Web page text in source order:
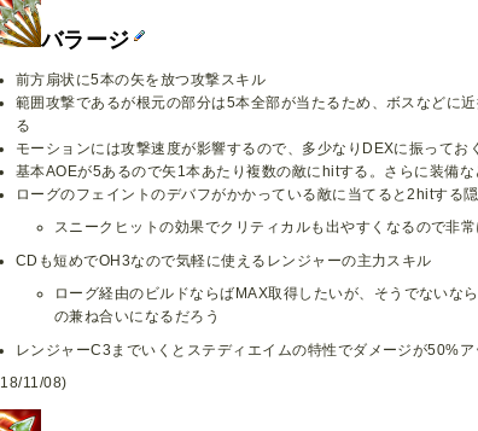
バラージ
前方扇状に5本の矢を放つ攻撃スキル
範囲攻撃であるが根元の部分は5本全部が当たるため、ボスなどに
る
モーションには攻撃速度が影響するので、多少なりDEXに振ってお
基本AOEが5あるので矢1本あたり複数の敵にhitする。さらに装備な
ローグのフェイントのデバフがかかっている敵に当てると2hitする
スニークヒットの効果でクリティカルも出やすくなるので非
CDも短めでOH3なので気軽に使えるレンジャーの主力スキル
ローグ経由のビルドならばMAX取得したいが、そうでないな
の兼ね合いになるだろう
レンジャーC3までいくとステディエイムの特性でダメージが50%
11/08)